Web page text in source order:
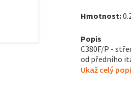
Hmotnost:
Popis
C380F/P -
od předního
Ukaž celý